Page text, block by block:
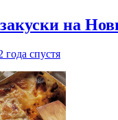
на
года спустя